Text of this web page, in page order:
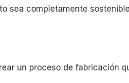
sea completamente
un proceso de fabricación